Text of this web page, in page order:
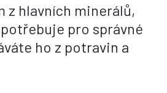
z hlavních minerálů,
pro správné
ho z potravin a